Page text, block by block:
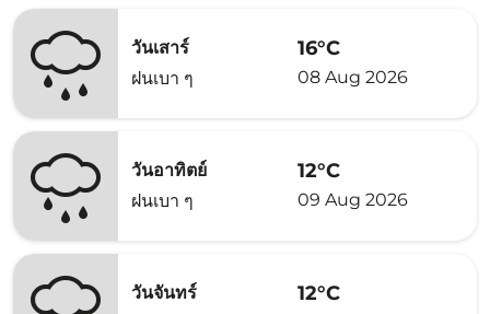
วันเสาร์
ฝนเบา ๆ
16°C
08 Aug 2026
วันอาทิตย์
ฝนเบา ๆ
12°C
09 Aug 2026
วันจันทร์
12°C